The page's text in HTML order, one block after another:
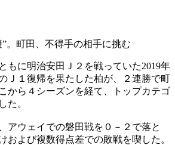
。町田、不得手の相手に挑む
もに明治安田Ｊ２を戦っていた2019年
Ｊ１復帰を果たした柏が、２連勝で町
から４シーズンを経て、トップカテゴ
た。
アウェイでの磐田戦を０－２で落と
および複数得点差での敗戦を喫した。